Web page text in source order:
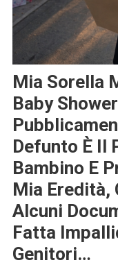
Mia Sorella
Baby
Defunto È Il
Bambino E
Mia Eredità,
Alcuni
Fatta
Genitori…